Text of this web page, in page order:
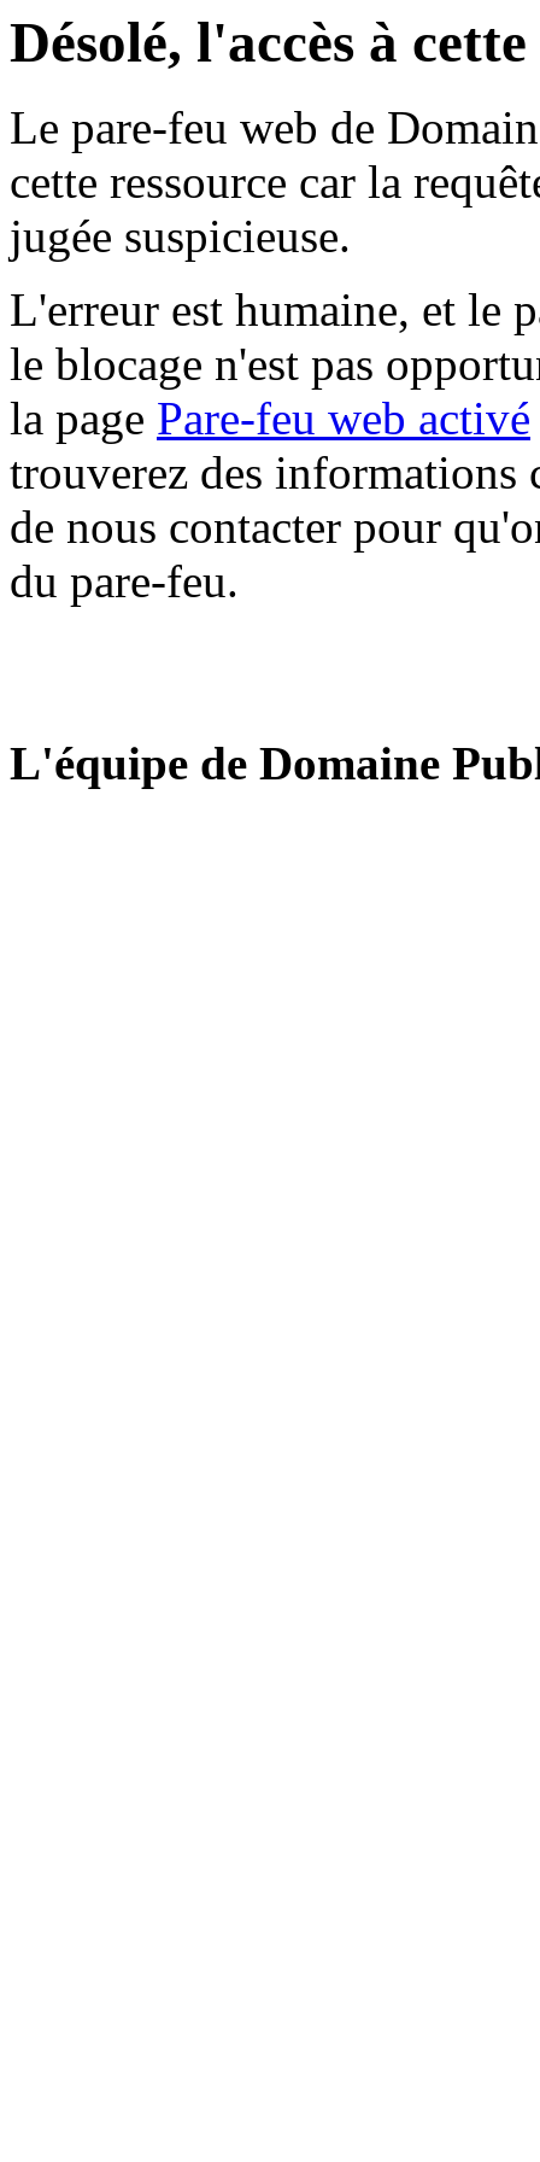
Désolé, l'accès à
Le pare-feu web de
cette ressource car la
jugée suspicieuse.
L'erreur est humaine, et le
le blocage n'est pas
la page Pare-feu web activé
trouverez des informations
de nous contacter pour
du pare-feu.
L'équipe de Domaine